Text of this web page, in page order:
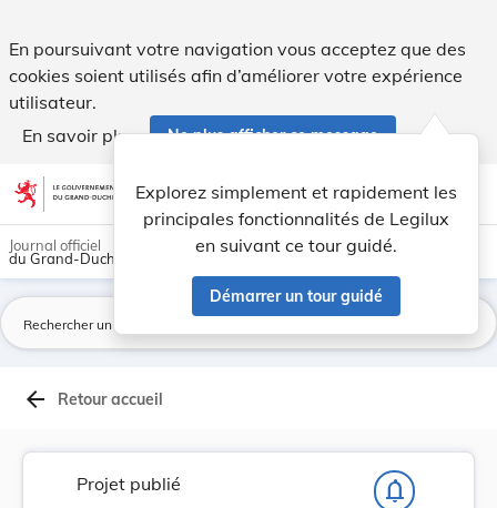
En poursuivant votre navigation vous acceptez que des
cookies soient utilisés afin d’améliorer votre expérience
utilisateur.
En savoir plus
Ne plus afficher ce message
Aller au contenu account_circle help Aide
Explorez simplement et rapidement les
principales fonctionnalités de Legilux
en suivant ce tour guidé.
Démarrer un tour guidé
light_mode dark_mode
Journal officiel
du Grand-Duché de Luxembourg
arrow_back Retour accueil
Projet publié notifications_none